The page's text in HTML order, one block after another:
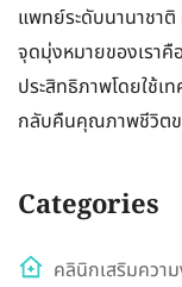
แพทย์ระดับนานาชาติ
จุดมุ่งหมายของเราคื
ประสิทธิภาพโดยใช้
กลับคืนคุณภาพชีวิต
Categories
คลินิกเสริมควา